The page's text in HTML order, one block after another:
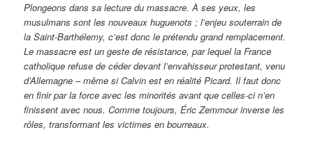
Plongeons dans sa lecture du massacre. À ses yeux, les
musulmans sont les nouveaux huguenots ; l’enjeu souterrain de
la Saint-Barthélemy, c’est donc le prétendu grand remplacement.
Le massacre est un geste de résistance, par lequel la France
catholique refuse de céder devant l’envahisseur protestant, venu
d’Allemagne – même si Calvin est en réalité Picard. Il faut donc
en finir par la force avec les minorités avant que celles-ci n’en
finissent avec nous. Comme toujours, Éric Zemmour inverse les
rôles, transformant les victimes en bourreaux.